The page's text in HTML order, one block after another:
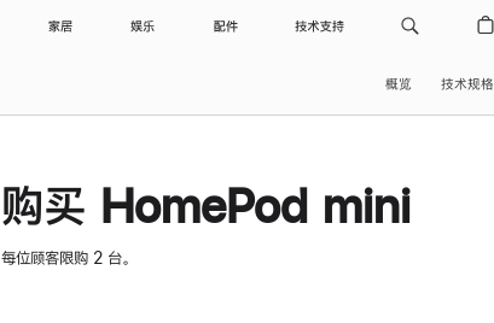
家居 娱乐 配件 技术支持
概览 技术规格
购买 HomePod mini
每位顾客限购 2 台。